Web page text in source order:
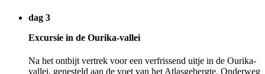
dag 3
Excursie in de Ourika-vallei
Na het ontbijt vertrek voor een verfrissend uitje in de Ourika-
vallei, genesteld aan de voet van het Atlasgebergte. Onderweg